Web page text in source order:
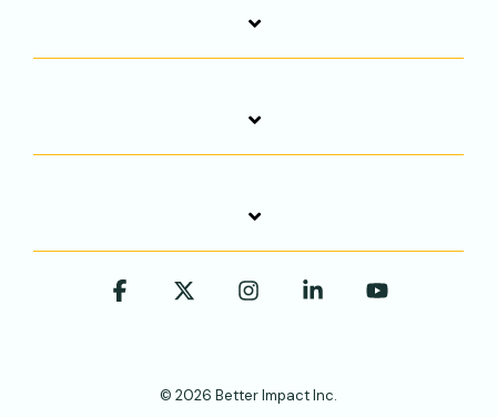
© 2026 Better Impact Inc.
Facebook InstagramLinkedin